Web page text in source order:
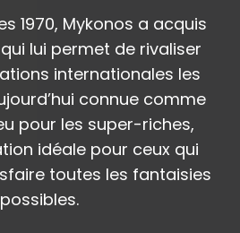
1970, Mykonos a acquis
lui permet de rivaliser
internationales les
connue comme
pour les super-riches,
idéale pour ceux qui
toutes les fantaisies
possibles.